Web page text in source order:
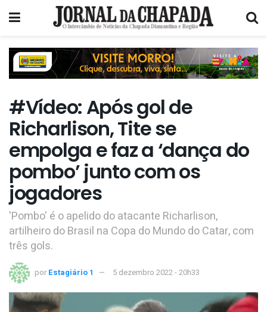
#Vídeo: Após gol de
Richarlison, Tite se
empolga e faz a ‘dança do
pombo’ junto com os
jogadores
'Pombo' é o apelido do atacante Richarlison,
artilheiro do Brasil na Copa do Mundo do Catar, com
três gols.
por Estagiário 1 5 dezembro 2022 - 20h33